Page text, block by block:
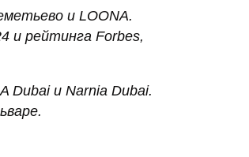
и LOONA.
и рейтинга Forbes,
Dubai и Narnia Dubai.